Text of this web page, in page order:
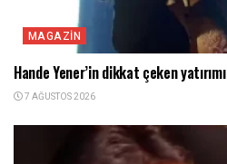
MAGAZIN
Hande Yener’in dikkat çeken
7 AĞUSTOS 2026